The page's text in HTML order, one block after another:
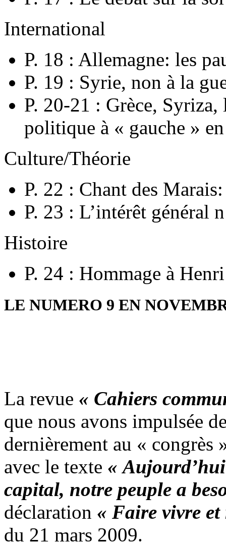
International
P. 18 : Allemagne: les
P. 19 : Syrie, non à la
P. 20-21 : Grèce,
politique à « gauche »
Culture/Théorie
P. 22 : Chant des
P. 23 : L’intérêt général
Histoire
P. 24 : Hommage à
LE NUMERO 9 EN
La revue « Cahiers
que nous avons impulsée
dernièrement au «
avec le texte «
capital, notre peuple a
déclaration « Faire vivre
du 21 mars 2009.